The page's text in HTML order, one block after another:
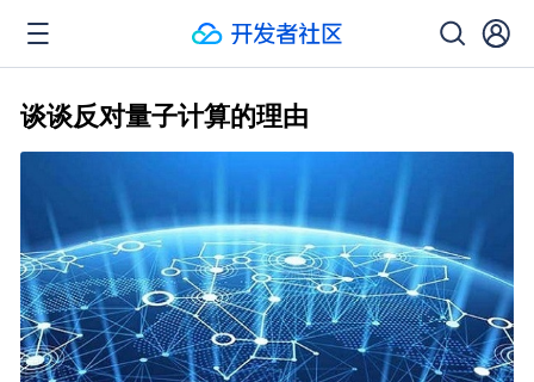
谈谈反对量子计算的理由